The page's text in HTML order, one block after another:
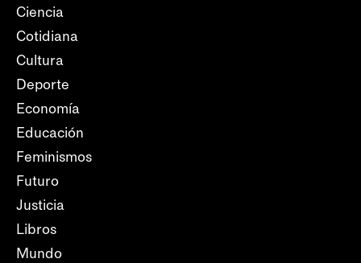
Ciencia
Cotidiana
Cultura
Deporte
Economía
Educación
Feminismos
Futuro
Justicia
Libros
Mundo